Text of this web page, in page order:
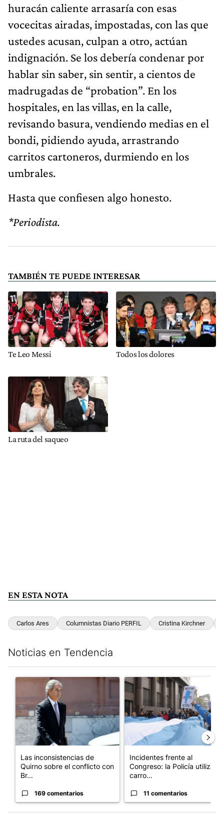
huracán caliente arrasaría con esas
vocecitas airadas, impostadas, con las que
ustedes acusan, culpan a otro, actúan
indignación. Se los debería condenar por
hablar sin saber, sin sentir, a cientos de
madrugadas de “probation”. En los
hospitales, en las villas, en la calle,
revisando basura, vendiendo medias en el
bondi, pidiendo ayuda, arrastrando
carritos cartoneros, durmiendo en los
umbrales.
Hasta que confiesen algo honesto.
*Periodista.
TAMBIÉN TE PUEDE INTERESAR
Te Leo Messi Todos los dolores
La ruta del saqueo
EN ESTA NOTA
Carlos Ares Columnistas Diario PERFIL Cristina Kirchner
Noticias en Tendencia
Un artículo de tendencia con el título "Las inconsistencias de
Las inconsistencias de
Quirno sobre el conflicto con
Br...
169 comentarios
Un artículo de tendencia con
Incidentes frente al
Congreso: la Policía utiliza
carro...
11 comentarios